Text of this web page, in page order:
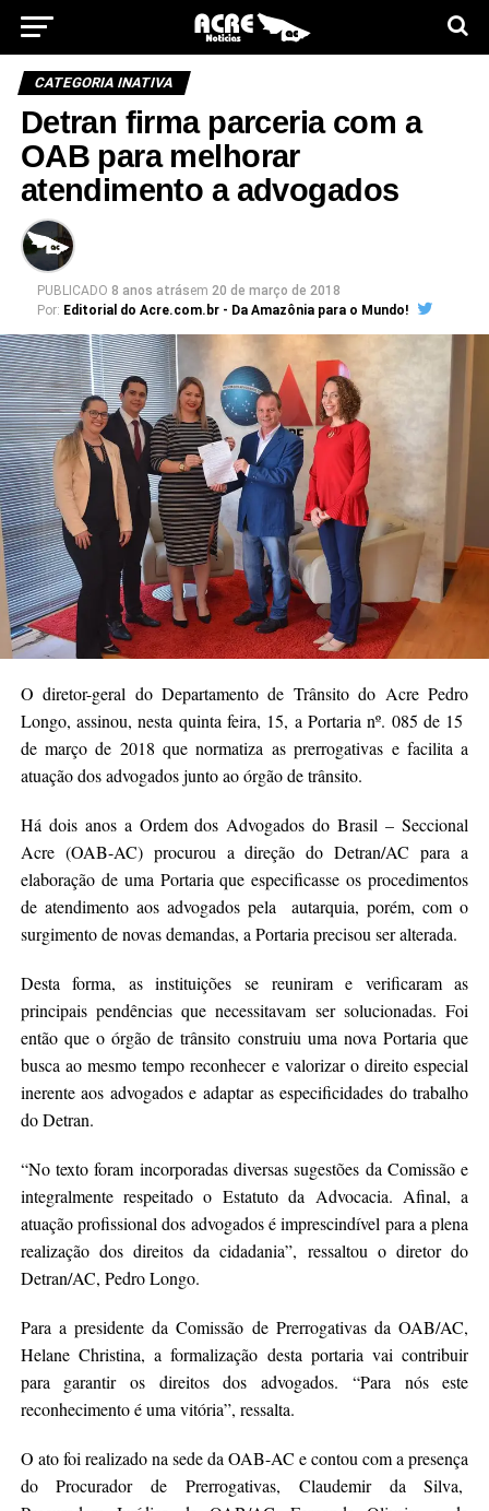
CATEGORIA INATIVA
Detran firma parceria com a
OAB para melhorar
atendimento a advogados
PUBLICADO 8 anos atrásem 20 de março de 2018
Por: Editorial do Acre.com.br - Da Amazônia para o Mundo!
O diretor-geral do Departamento de Trânsito do Acre Pedro
Longo, assinou, nesta quinta feira, 15, a Portaria nº. 085 de 15
de março de 2018 que normatiza as prerrogativas e facilita a
atuação dos advogados junto ao órgão de trânsito.
Há dois anos a Ordem dos Advogados do Brasil – Seccional
Acre (OAB-AC) procurou a direção do Detran/AC para a
elaboração de uma Portaria que especificasse os procedimentos
de atendimento aos advogados pela autarquia, porém, com o
surgimento de novas demandas, a Portaria precisou ser alterada.
Desta forma, as instituições se reuniram e verificaram as
principais pendências que necessitavam ser solucionadas. Foi
então que o órgão de trânsito construiu uma nova Portaria que
busca ao mesmo tempo reconhecer e valorizar o direito especial
inerente aos advogados e adaptar as especificidades do trabalho
do Detran.
“No texto foram incorporadas diversas sugestões da Comissão e
integralmente respeitado o Estatuto da Advocacia. Afinal, a
atuação profissional dos advogados é imprescindível para a plena
realização dos direitos da cidadania”, ressaltou o diretor do
Detran/AC, Pedro Longo.
Para a presidente da Comissão de Prerrogativas da OAB/AC,
Helane Christina, a formalização desta portaria vai contribuir
para garantir os direitos dos advogados. “Para nós este
reconhecimento é uma vitória”, ressalta.
O ato foi realizado na sede da OAB-AC e contou com a presença
do Procurador de Prerrogativas, Claudemir da Silva,